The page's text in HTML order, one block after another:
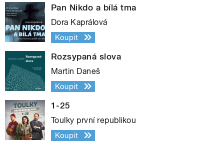
Pan Nikdo a bílá tma
Dora Kaprálová
Koupit
Rozsypaná slova
Martin Daneš
Koupit
1-25
Toulky první republikou
Koupit